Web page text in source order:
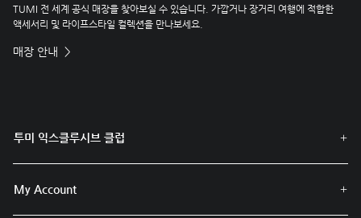
TUMI 전 세계 공식 매장을 찾아보실 수 있습니다. 가깝거나 장거리 여행에 적합한
액세서리 및 라이프스타일 컬렉션을 만나보세요.
매장 안내
투미 익스클루시브 클럽
My Account